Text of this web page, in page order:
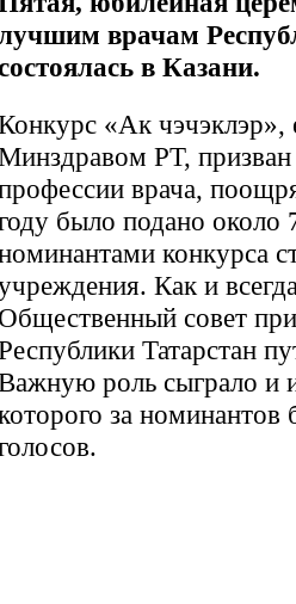
врачам
в Казани.
«Ак чэчэклэр»,
РТ,
врача,
было подано около
конкурса
Как и
Общественный совет
Татарстан
роль сыграло и
за